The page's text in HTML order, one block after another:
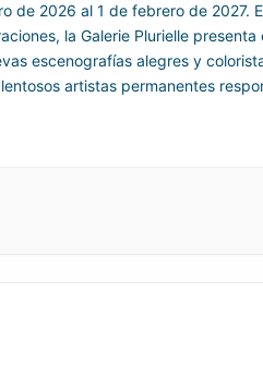
de 2026 al 1 de febrero de 2027.
la Galerie Plurielle
escenografías alegres y
artistas permanentes